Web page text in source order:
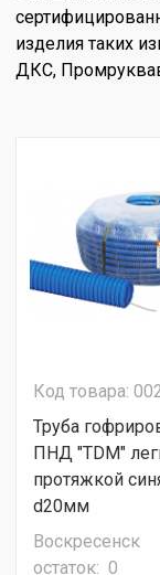
изделия таких
ДКС,
Код товара:
Труба
ПНД "TDM"
протяжкой
d20мм
Воскресенск
остаток: 0